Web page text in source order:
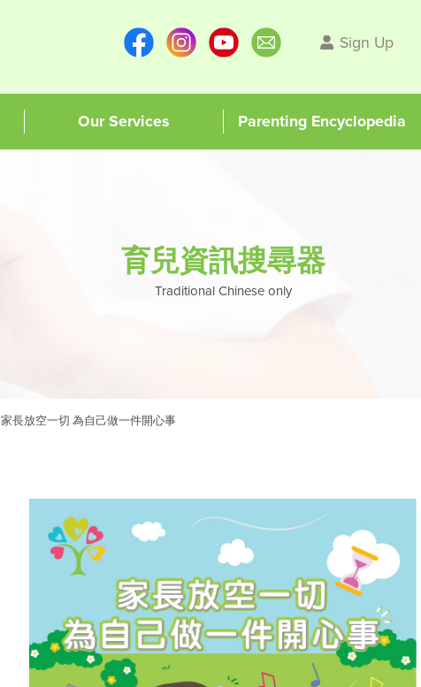
Sign Up
Our Services Parenting Encyclopedia
育兒資訊搜尋器
Traditional Chinese only
家長放空一切 為自己做一件開心事